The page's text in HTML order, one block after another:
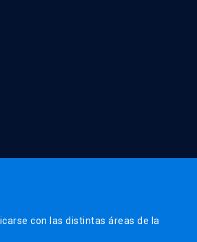
con las distintas áreas de la